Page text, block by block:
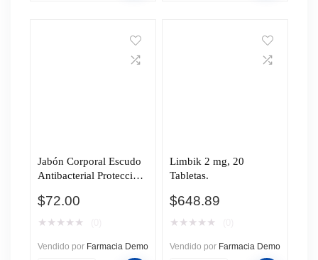
Jabón Corporal Escudo
Antibacterial Protección
$72.00
★ ★ ★ ★ ★
Vendido por Farmacia Demo
Limbik 2 mg, 20
Tabletas.
$648.89
★ ★ ★ ★ ★
Vendido por Farmacia Demo